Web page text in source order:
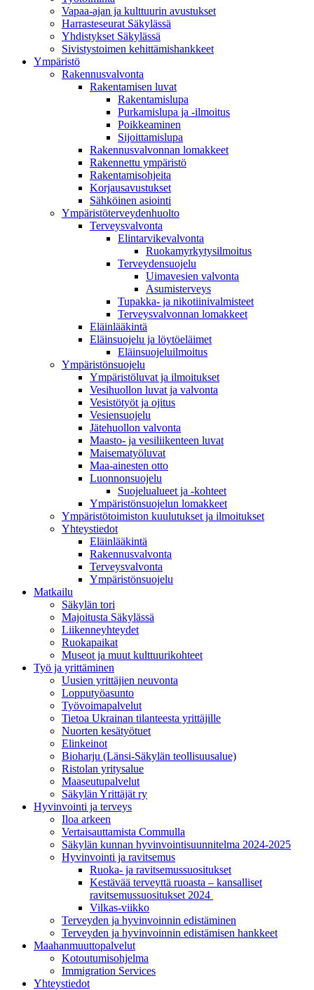
Vapaa-ajan ja kulttuurin avustukset
Harrasteseurat Säkylässä
Yhdistykset Säkylässä
Sivistystoimen kehittämishankkeet
Ympä­ristö
Rakennusvalvonta
Rakentamisen luvat
Rakentamislupa
Purkamislupa ja -ilmoitus
Poikkeaminen
Sijoittamislupa
Rakennusvalvonnan lomakkeet
Rakennettu ympäristö
Rakentamisohjeita
Korjausavustukset
Sähköinen asiointi
Ympäristöterveydenhuolto
Terveysvalvonta
Elintarvikevalvonta
Ruokamyrkytysilmoitus
Terveydensuojelu
Uimavesien valvonta
Asumisterveys
Tupakka- ja nikotiinivalmisteet
Terveysvalvonnan lomakkeet
Eläinlääkintä
Eläinsuojelu ja löytöeläimet
Eläinsuojeluilmoitus
Ympäristönsuojelu
Ympäristöluvat ja ilmoitukset
Vesihuollon luvat ja valvonta
Vesistötyöt ja ojitus
Vesiensuojelu
Jätehuollon valvonta
Maasto- ja vesiliikenteen luvat
Maisematyöluvat
Maa-ainesten otto
Luonnonsuojelu
Suojelualueet ja -kohteet
Ympäristönsuojelun lomakkeet
Ympäristötoimiston kuulutukset ja ilmoitukset
Yhteystiedot
Eläinlääkintä
Rakennusvalvonta
Terveysvalvonta
Ympäristönsuojelu
Mat­kailu
Säkylän tori
Majoitusta Säkylässä
Liikenneyhteydet
Ruokapaikat
Museot ja muut kulttuurikohteet
Työ ja yrittä­minen
Uusien yrittäjien neuvonta
Lopputyöasunto
Työvoimapalvelut
Tietoa Ukrainan tilanteesta yrittäjille
Nuorten kesätyötuet
Elinkeinot
Bioharju (Länsi-Säkylän teollisuusalue)
Ristolan yritysalue
Maaseutupalvelut
Säkylän Yrittäjät ry
Hyvinvointi ja terveys
Iloa arkeen
Vertaisauttamista Commulla
Säkylän kunnan hyvinvointisuunnitelma 2024-2025
Hyvinvointi ja ravitsemus
Ruoka- ja ravitsemussuositukset
Kestävää terveyttä ruoasta – kansalliset
ravitsemussuositukset 2024
Vilkas-viikko
Terveyden ja hyvinvoinnin edistäminen
Terveyden ja hyvinvoinnin edistämisen hankkeet
Maahanmuuttopalvelut
Kotoutumisohjelma
Immigration Services
Yhteystiedot